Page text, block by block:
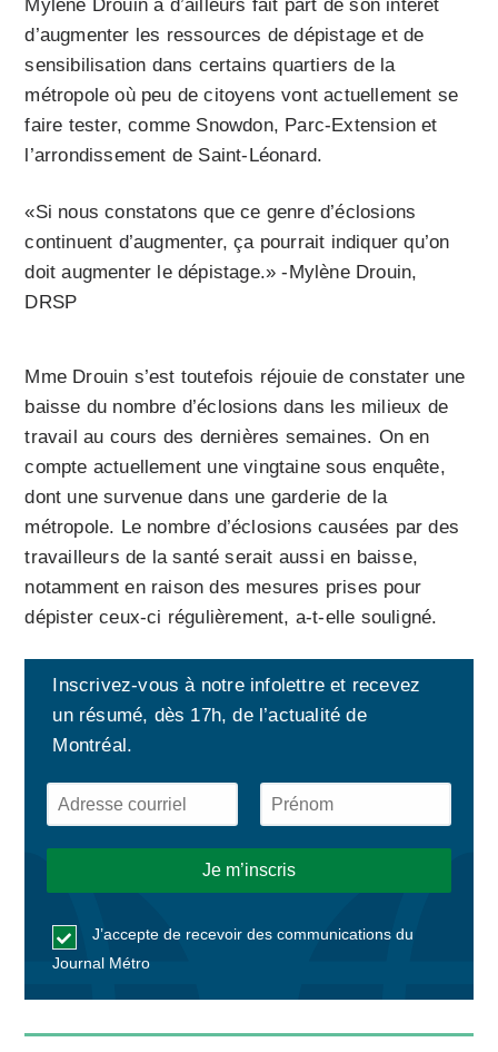
Mylène Drouin a d’ailleurs fait part de son intérêt
d’augmenter les ressources de dépistage et de
sensibilisation dans certains quartiers de la
métropole où peu de citoyens vont actuellement se
faire tester, comme Snowdon, Parc-Extension et
l’arrondissement de Saint-Léonard.
«Si nous constatons que ce genre d’éclosions
continuent d’augmenter, ça pourrait indiquer qu’on
doit augmenter le dépistage.» -Mylène Drouin,
DRSP
Mme Drouin s’est toutefois réjouie de constater une
baisse du nombre d’éclosions dans les milieux de
travail au cours des dernières semaines. On en
compte actuellement une vingtaine sous enquête,
dont une survenue dans une garderie de la
métropole. Le nombre d’éclosions causées par des
travailleurs de la santé serait aussi en baisse,
notamment en raison des mesures prises pour
dépister ceux-ci régulièrement, a-t-elle souligné.
Inscrivez-vous à notre infolettre et recevez
un résumé, dès 17h, de l’actualité de
Montréal.
J’accepte de recevoir des communications du
Journal Métro